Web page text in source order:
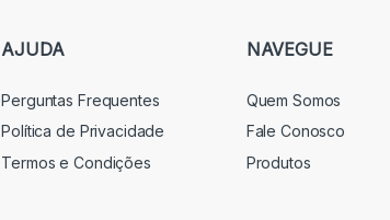
AJUDA
Perguntas Frequentes
Política de Privacidade
Termos e Condições
NAVEGUE
Quem Somos
Fale Conosco
Produtos